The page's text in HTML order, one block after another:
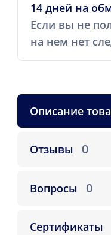
14 дней на
Если вы не
на нем нет
Описание
Отзывы 0
Вопросы 0
Сертификаты